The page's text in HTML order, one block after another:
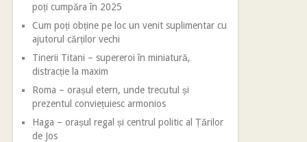
poți cumpăra în 2025
Cum poți obține pe loc un venit suplimentar cu
ajutorul cărților vechi
Tinerii Titani – supereroi în miniatură,
distracție la maxim
Roma – orașul etern, unde trecutul și
prezentul conviețuiesc armonios
Haga – orașul regal și centrul politic al Țărilor
de Jos